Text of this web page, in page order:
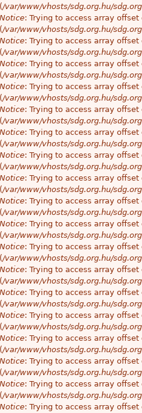
(/var/www/vhosts/sdg.org.hu/
Notice: Trying to access array
(/var/www/vhosts/sdg.org.hu/
Notice: Trying to access array
(/var/www/vhosts/sdg.org.hu/
Notice: Trying to access array
(/var/www/vhosts/sdg.org.hu/
Notice: Trying to access array
(/var/www/vhosts/sdg.org.hu/
Notice: Trying to access array
(/var/www/vhosts/sdg.org.hu/
Notice: Trying to access array
(/var/www/vhosts/sdg.org.hu/
Notice: Trying to access array
(/var/www/vhosts/sdg.org.hu/
Notice: Trying to access array
(/var/www/vhosts/sdg.org.hu/
Notice: Trying to access array
(/var/www/vhosts/sdg.org.hu/
Notice: Trying to access array
(/var/www/vhosts/sdg.org.hu/
Notice: Trying to access array
(/var/www/vhosts/sdg.org.hu/
Notice: Trying to access array
(/var/www/vhosts/sdg.org.hu/
Notice: Trying to access array
(/var/www/vhosts/sdg.org.hu/
Notice: Trying to access array
(/var/www/vhosts/sdg.org.hu/
Notice: Trying to access array
(/var/www/vhosts/sdg.org.hu/
Notice: Trying to access array
(/var/www/vhosts/sdg.org.hu/
Notice: Trying to access array
(/var/www/vhosts/sdg.org.hu/
Notice: Trying to access array